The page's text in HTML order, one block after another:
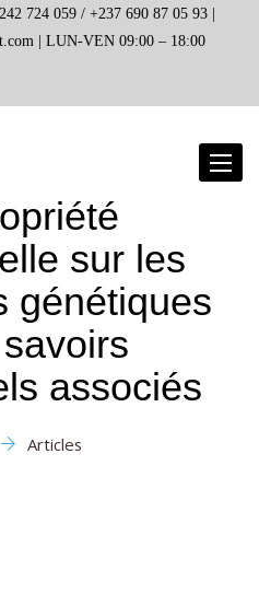
724 059 / +237 690 87 05 93 |
| LUN-VEN 09:00 – 18:00
sur les
génétiques
associés
Articles